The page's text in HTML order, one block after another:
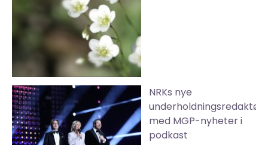
NRKs nye
underholdningsredaktør
med MGP-nyheter i
podkast